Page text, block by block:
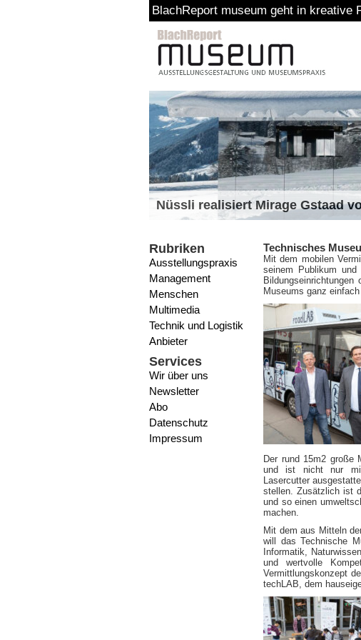
BlachReport museum geht in kreative Pause
Nüssli realisiert Mirage Gstaad
Rubriken
Ausstellungspraxis
Management
Menschen
Multimedia
Technik und Logistik
Anbieter
Services
Wir über uns
Newsletter
Abo
Datenschutz
Impressum
Technisches
Mit dem mobilen
seinem Publikum
Museums ganz
Der rund 15m2 große
und ist nicht nur mit
Lasercutter
stellen. Zusätzlich ist
und so einen
machen.
Mit dem aus Mitteln
will das Technische
Informatik,
und wertvolle
Vermittlungskonzept
techLAB, dem